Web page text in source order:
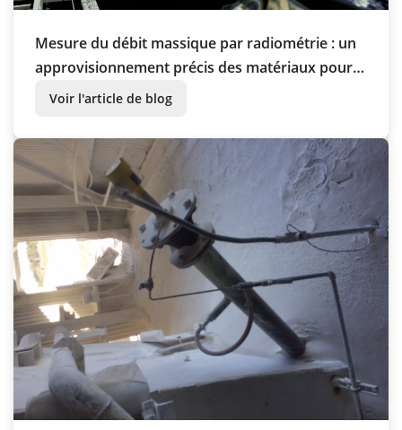
Mesure du débit massique par radiométrie : un
approvisionnement précis des matériaux pour
la production de chaux
Voir l'article de blog